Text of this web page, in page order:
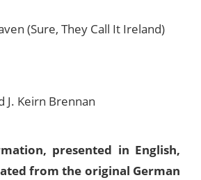
(Sure, They Call It Ireland)
J. Keirn Brennan
presented in English,
from the original German